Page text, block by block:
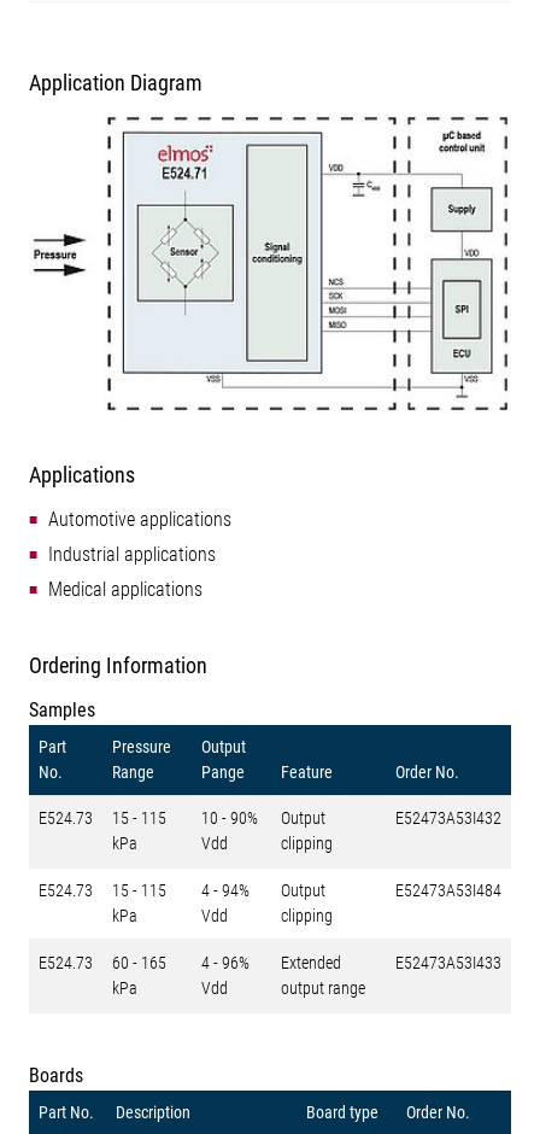
Application Diagram
Applications
Automotive applications
Industrial applications
Medical applications
Ordering Information
Samples
Part
No.
Pressure
Range
Output
Pange
Feature Order No.
E524.73
15 - 115
kPa
10 - 90%
Vdd
Output
clipping
E52473A53I432
E524.73
15 - 115
kPa
4 - 94%
Vdd
Output
clipping
E52473A53I484
E524.73
60 - 165
kPa
4 - 96%
Vdd
Extended
output range
E52473A53I433
Boards
Part No. Description Board type Order No.